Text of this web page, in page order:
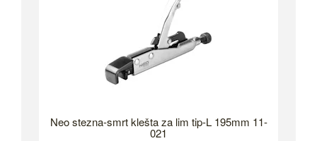
Neo stezna-smrt klešta za lim tip-L 195mm 11-
021